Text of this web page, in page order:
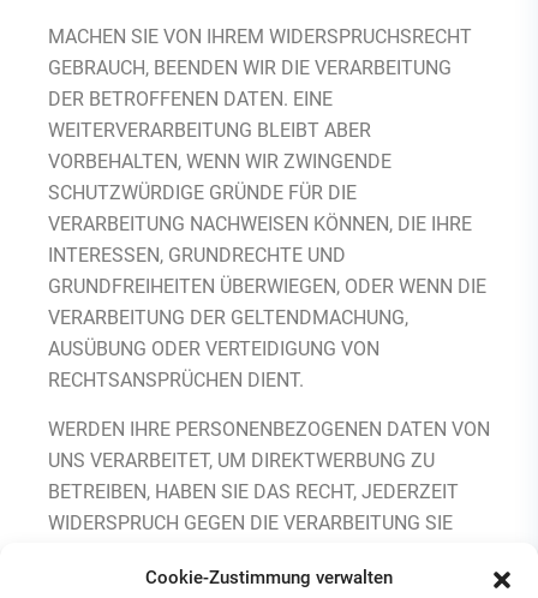
Cookie-Zustimmung verwalten
MACHEN SIE VON IHREM WIDERSPRUCHSRECHT
GEBRAUCH, BEENDEN WIR DIE VERARBEITUNG
DER BETROFFENEN DATEN. EINE
WEITERVERARBEITUNG BLEIBT ABER
VORBEHALTEN, WENN WIR ZWINGENDE
SCHUTZWÜRDIGE GRÜNDE FÜR DIE
VERARBEITUNG NACHWEISEN KÖNNEN, DIE IHRE
INTERESSEN, GRUNDRECHTE UND
GRUNDFREIHEITEN ÜBERWIEGEN, ODER WENN DIE
VERARBEITUNG DER GELTENDMACHUNG,
AUSÜBUNG ODER VERTEIDIGUNG VON
RECHTSANSPRÜCHEN DIENT.
WERDEN IHRE PERSONENBEZOGENEN DATEN VON
UNS VERARBEITET, UM DIREKTWERBUNG ZU
BETREIBEN, HABEN SIE DAS RECHT, JEDERZEIT
WIDERSPRUCH GEGEN DIE VERARBEITUNG SIE
ZUM ZWECKE DERARTIGER WERBUNG